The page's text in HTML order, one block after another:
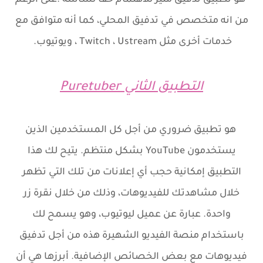
من انه متخصص في تدفيق المحلي، كما أنه متوافق مع
خدمات أخرى مثل Twitch ، Ustream ، ويوتيوب.
التطبيق الثانيPuretuber
هو تطبيق ضروري من أجل كل المستخدمين الذين
يستخدمون YouTube بشكل منتظم. يتيح لك هذا
التطبيق إمكانية حجب أي إعلانات من تلك التي تظهر
خلال مشاهدتك للفيديوهات، وذلك من خلال نقرة زر
واحدة. عبارة عن عميل ليوتيوب، وهو يسمح لك
باستخدام منصة الفيديو الشهيرة هذه من أجل تدفيق
فيديوهات مع بعض الخصائص الإضافية. أبرزها هي أن